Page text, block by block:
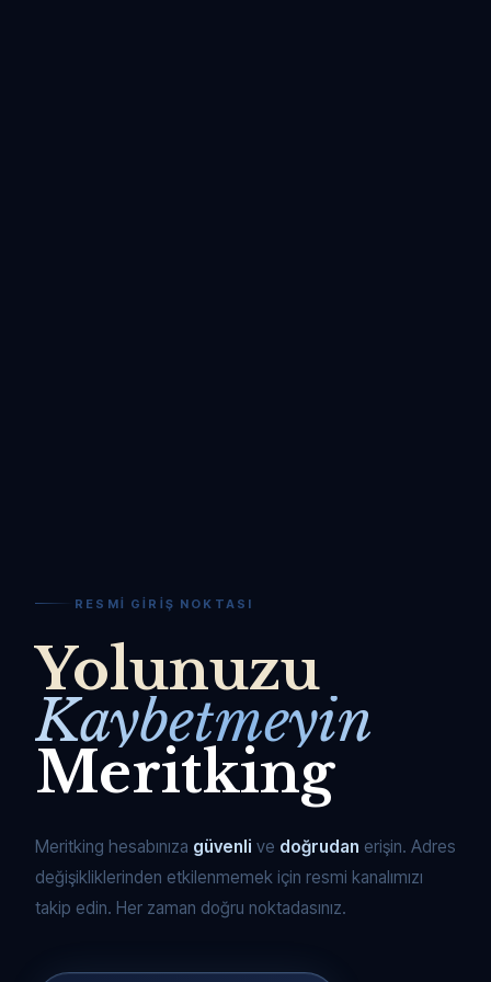
RESMI GIRIŞ NOKTASI
Yolunuzu
Kaybetmeyin
Meritking
Meritking hesabınıza güvenli ve doğrudan erişin. Adres
değişikliklerinden etkilenmemek için resmi kanalımızı
takip edin. Her zaman doğru noktadasınız.